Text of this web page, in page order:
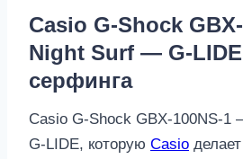
Casio G-Shock
Night Surf — G-
серфинга
Casio G-Shock GBX-100NS-1
G-LIDE, которую Casio